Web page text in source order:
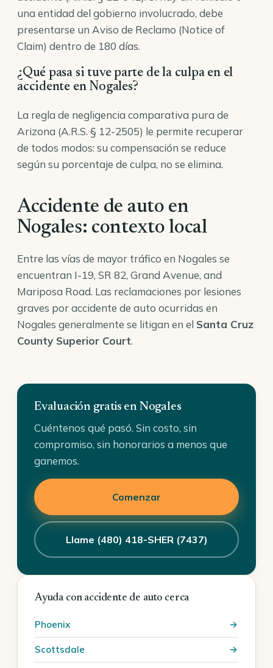
una entidad del gobierno involucrado, debe
presentarse un Aviso de Reclamo (Notice of
Claim) dentro de 180 días.
¿Qué pasa si tuve parte de la culpa en el
accidente en Nogales?
La regla de negligencia comparativa pura de
Arizona (A.R.S. § 12-2505) le permite recuperar
de todos modos: su compensación se reduce
según su porcentaje de culpa, no se elimina.
Accidente de auto en
Nogales: contexto local
Entre las vías de mayor tráfico en Nogales se
encuentran I-19, SR 82, Grand Avenue, and
Mariposa Road. Las reclamaciones por lesiones
graves por accidente de auto ocurridas en
Nogales generalmente se litigan en el Santa Cruz
County Superior Court.
Evaluación gratis en Nogales
Cuéntenos qué pasó. Sin costo, sin
compromiso, sin honorarios a menos que
ganemos.
Comenzar
Llame (480) 418-SHER (7437)
Ayuda con accidente de auto cerca
Phoenix
Scottsdale